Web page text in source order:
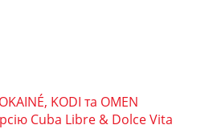
KODI та OMEN
Cuba Libre & Dolce Vita